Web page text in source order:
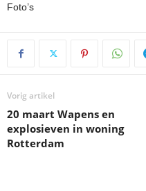
Foto’s
Vorig artikel
20 maart Wapens en
explosieven in woning
Rotterdam